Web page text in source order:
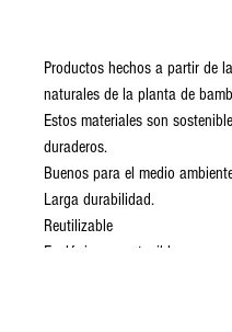
Productos hechos a partir de
naturales de la planta de
Estos materiales son
duraderos.
Buenos para el medio
Larga durabilidad.
Reutilizable
Ecológico y sostenible.